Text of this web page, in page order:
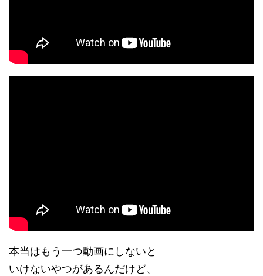
本当はもう一つ動画にしないと
いけないやつがあるんだけど、